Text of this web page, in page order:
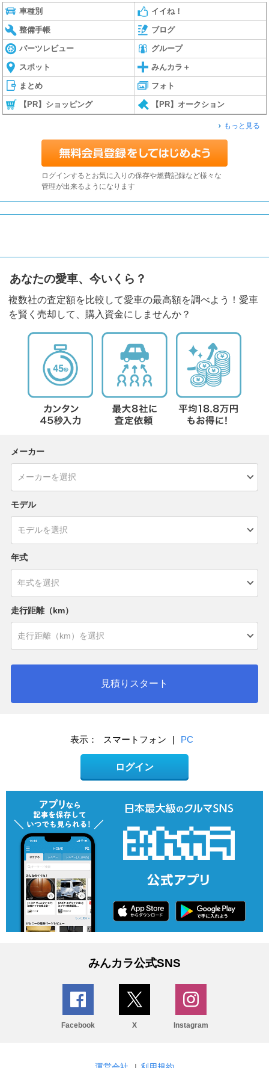
車種別 イイね！
整備手帳 ブログ
パーツレビュー グループ
スポット みんカラ＋
まとめ フォト
【PR】ショッピング 【PR】オークション
もっと見る
ログインするとお気に入りの保存や燃費記録など様々な
管理が出来るようになります
あなたの愛車、今いくら？
複数社の査定額を比較して愛車の最高額を調べよう！愛車
を賢く売却して、購入資金にしませんか？
メーカー
モデル
年式
走行距離（km）
見積りスタート
表示： スマートフォン | PC
ログイン
みんカラ公式SNS
Facebook X Instagram